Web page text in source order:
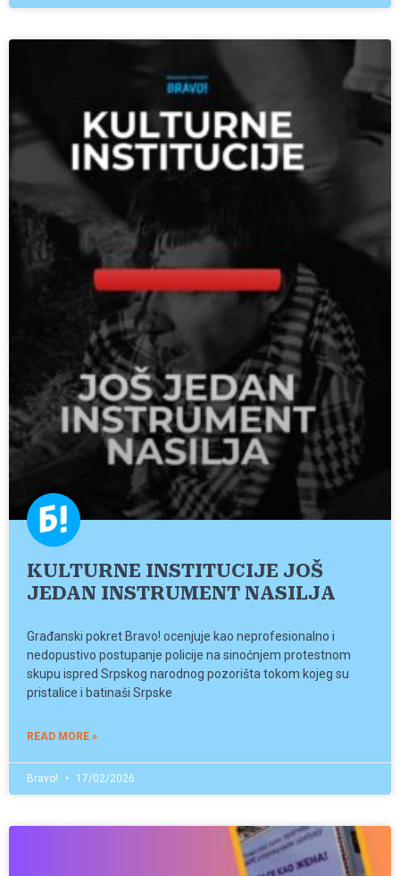
KULTURNE INSTITUCIJE JOŠ
JEDAN INSTRUMENT NASILJA
Građanski pokret Bravo! ocenjuje kao neprofesionalno i
nedopustivo postupanje policije na sinoćnjem protestnom
skupu ispred Srpskog narodnog pozorišta tokom kojeg su
pristalice i batinaši Srpske
READ MORE »
Bravo! 17/02/2026